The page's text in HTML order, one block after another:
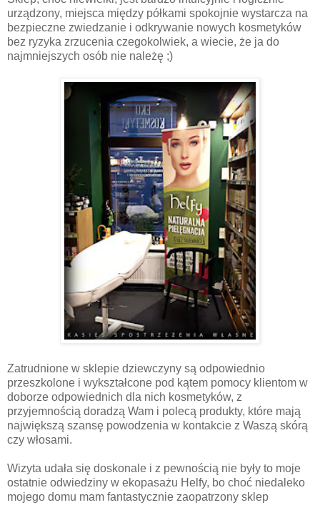
urządzony, miejsca między półkami spokojnie wystarcza na
bezpieczne zwiedzanie i odkrywanie nowych kosmetyków
bez ryzyka zrzucenia czegokolwiek, a wiecie, że ja do
najmniejszych osób nie należę ;)
Zatrudnione w sklepie dziewczyny są odpowiednio
przeszkolone i wykształcone pod kątem pomocy klientom w
doborze odpowiednich dla nich kosmetyków, z
przyjemnością doradzą Wam i polecą produkty, które mają
największą szansę powodzenia w kontakcie z Waszą skórą
czy włosami.
Wizyta udała się doskonale i z pewnością nie były to moje
ostatnie odwiedziny w ekopasażu Helfy, bo choć niedaleko
mojego domu mam fantastycznie zaopatrzony sklep